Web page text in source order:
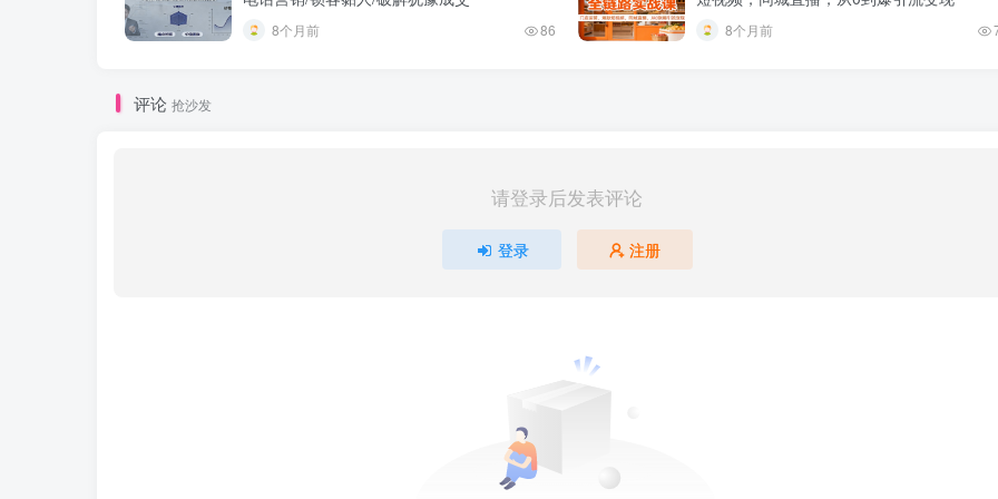
8个月前 86 8个月前
评论 抢沙发
请登录后发表评论
登录 注册